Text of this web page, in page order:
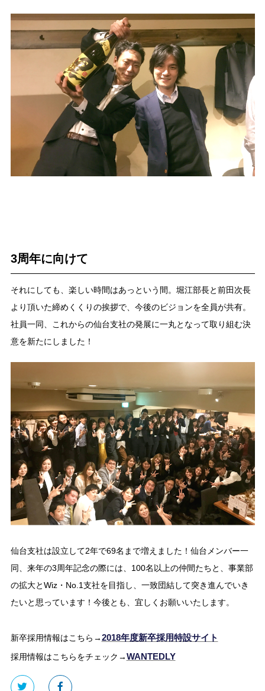
3周年に向けて
それにしても、楽しい時間はあっという間。堀江部長と前田次長
より頂いた締めくくりの挨拶で、今後のビジョンを全員が共有。
社員一同、これからの仙台支社の発展に一丸となって取り組む決
意を新たにしました！
仙台支社は設立して2年で69名まで増えました！仙台メンバー一
同、来年の3周年記念の際には、100名以上の仲間たちと、事業部
の拡大とWiz・No.1支社を目指し、一致団結して突き進んでいき
たいと思っています！今後とも、宜しくお願いいたします。
新卒採用情報はこちら→2018年度新卒採用特設サイト
採用情報はこちらをチェック→WANTEDLY